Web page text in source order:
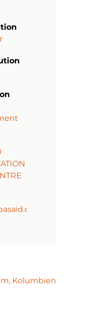
Kolumbien